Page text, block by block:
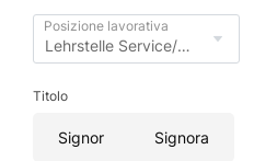
Posizione lavorativa
Titolo
Signor Signora